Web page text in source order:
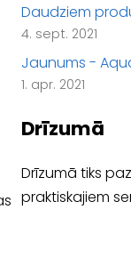
Daudziem
4. sept. 2021
Jaunums -
1. apr. 2021
Drīzumā
Drīzumā tiks
praktiskajiem